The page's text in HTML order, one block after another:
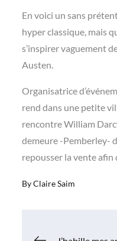
En voici un sans
hyper classique, mais
s’inspirer vaguement
Austen.
Organisatrice
rend dans une petite
rencontre William
demeure -Pemberley-
repousser la vente afin
ByClaire Saim